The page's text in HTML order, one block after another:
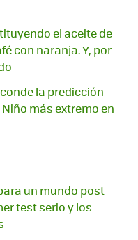
el aceite de
con naranja. Y, por
la predicción
más extremo en
un mundo post-
test serio y los